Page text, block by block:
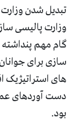
تبدیل شدن
وزارت پالیسی
گام مهم
سازی برای
های
دست آوردهای
بود.